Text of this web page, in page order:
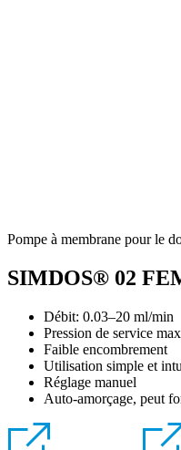
Pompe à membrane pour le
SIMDOS® 02
Débit: 0.03–20 ml/min
Pression de service
Faible encombrement
Utilisation simple et
Réglage manuel
Auto-amorçage, peut